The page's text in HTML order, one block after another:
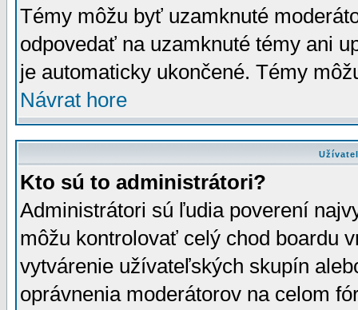
Témy môžu byť uzamknuté
odpovedať na uzamknuté témy ani
je automaticky ukončené. Témy
Návrat hore
Kto sú to administrátori?
Administrátori sú ľudia poverení
môžu kontrolovať celý chod boardu
vytvárenie užívateľských skupín
oprávnenia moderátorov na celom